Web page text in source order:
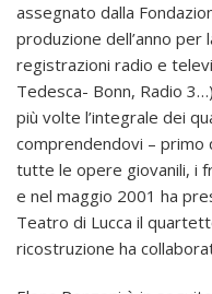
assegnato dalla
produzione dell’anno per
registrazioni radio e
Tedesca- Bonn, Radio
più volte l’integrale dei
comprendendovi –
tutte le opere giovanili, i
e nel maggio 2001 ha
Teatro di Lucca il
ricostruzione ha